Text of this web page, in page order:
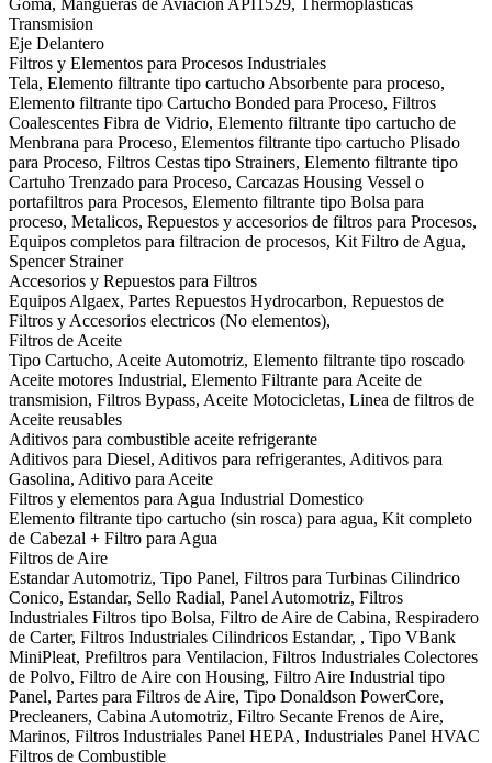
Goma, Mangueras de Aviacion API1529, Thermoplasticas
Transmision
Eje Delantero
Filtros y Elementos para Procesos Industriales
Tela, Elemento filtrante tipo cartucho Absorbente para proceso,
Elemento filtrante tipo Cartucho Bonded para Proceso, Filtros
Coalescentes Fibra de Vidrio, Elemento filtrante tipo cartucho de
Menbrana para Proceso, Elementos filtrante tipo cartucho Plisado
para Proceso, Filtros Cestas tipo Strainers, Elemento filtrante tipo
Cartuho Trenzado para Proceso, Carcazas Housing Vessel o
portafiltros para Procesos, Elemento filtrante tipo Bolsa para
proceso, Metalicos, Repuestos y accesorios de filtros para Procesos,
Equipos completos para filtracion de procesos, Kit Filtro de Agua,
Spencer Strainer
Accesorios y Repuestos para Filtros
Equipos Algaex, Partes Repuestos Hydrocarbon, Repuestos de
Filtros y Accesorios electricos (No elementos),
Filtros de Aceite
Tipo Cartucho, Aceite Automotriz, Elemento filtrante tipo roscado
Aceite motores Industrial, Elemento Filtrante para Aceite de
transmision, Filtros Bypass, Aceite Motocicletas, Linea de filtros de
Aceite reusables
Aditivos para combustible aceite refrigerante
Aditivos para Diesel, Aditivos para refrigerantes, Aditivos para
Gasolina, Aditivo para Aceite
Filtros y elementos para Agua Industrial Domestico
Elemento filtrante tipo cartucho (sin rosca) para agua, Kit completo
de Cabezal + Filtro para Agua
Filtros de Aire
Estandar Automotriz, Tipo Panel, Filtros para Turbinas Cilindrico
Conico, Estandar, Sello Radial, Panel Automotriz, Filtros
Industriales Filtros tipo Bolsa, Filtro de Aire de Cabina, Respiradero
de Carter, Filtros Industriales Cilindricos Estandar, , Tipo VBank
MiniPleat, Prefiltros para Ventilacion, Filtros Industriales Colectores
de Polvo, Filtro de Aire con Housing, Filtro Aire Industrial tipo
Panel, Partes para Filtros de Aire, Tipo Donaldson PowerCore,
Precleaners, Cabina Automotriz, Filtro Secante Frenos de Aire,
Marinos, Filtros Industriales Panel HEPA, Industriales Panel HVAC
Filtros de Combustible